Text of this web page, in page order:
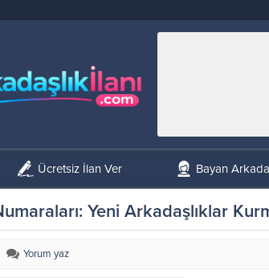
Ücretsiz İlan Ver Bayan
Yeni Arkadaşlıklar
Yorum yaz